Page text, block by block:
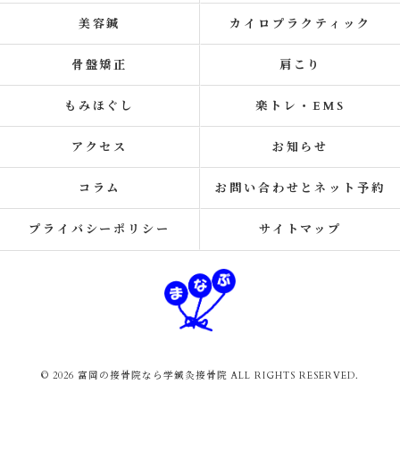
美容鍼 カイロプラクティック
骨盤矯正 肩こり
もみほぐし 楽トレ・EMS
アクセス お知らせ
コラム お問い合わせとネット予約
プライバシーポリシー サイトマップ
© 2026 富岡の接骨院なら学鍼灸接骨院 ALL RIGHTS RESERVED.